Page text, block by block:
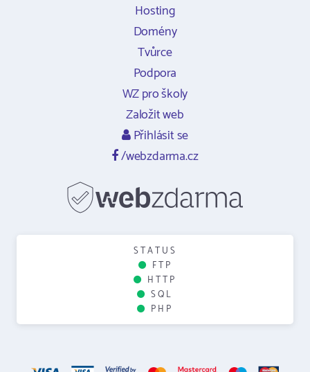
Hosting
Domény
Tvůrce
Podpora
WZ pro školy
Založit web
Přihlásit se
/webzdarma.cz
STATUS
FTP
HTTP
SQL
PHP